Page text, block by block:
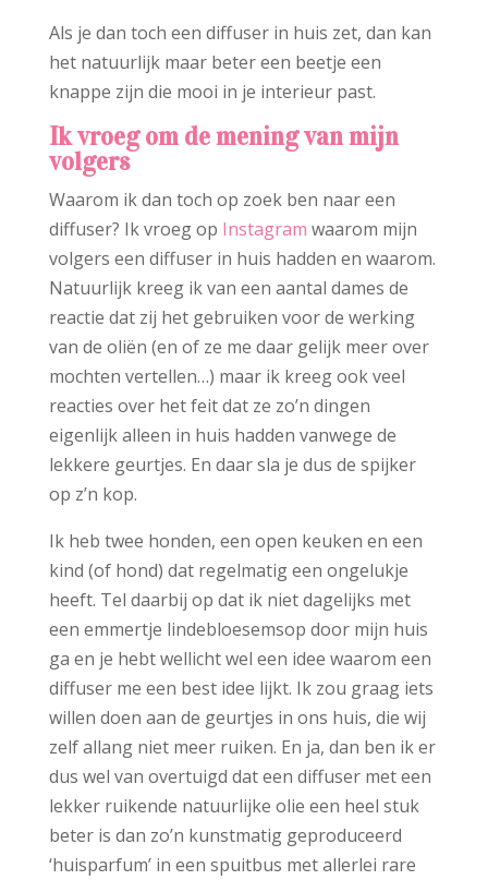
Als je dan toch een diffuser in huis zet, dan kan
het natuurlijk maar beter een beetje een
knappe zijn die mooi in je interieur past.
Ik vroeg om de mening van mijn
volgers
Waarom ik dan toch op zoek ben naar een
diffuser? Ik vroeg op Instagram waarom mijn
volgers een diffuser in huis hadden en waarom.
Natuurlijk kreeg ik van een aantal dames de
reactie dat zij het gebruiken voor de werking
van de oliën (en of ze me daar gelijk meer over
mochten vertellen…) maar ik kreeg ook veel
reacties over het feit dat ze zo’n dingen
eigenlijk alleen in huis hadden vanwege de
lekkere geurtjes. En daar sla je dus de spijker
op z’n kop.
Ik heb twee honden, een open keuken en een
kind (of hond) dat regelmatig een ongelukje
heeft. Tel daarbij op dat ik niet dagelijks met
een emmertje lindebloesemsop door mijn huis
ga en je hebt wellicht wel een idee waarom een
diffuser me een best idee lijkt. Ik zou graag iets
willen doen aan de geurtjes in ons huis, die wij
zelf allang niet meer ruiken. En ja, dan ben ik er
dus wel van overtuigd dat een diffuser met een
lekker ruikende natuurlijke olie een heel stuk
beter is dan zo’n kunstmatig geproduceerd
‘huisparfum’ in een spuitbus met allerlei rare